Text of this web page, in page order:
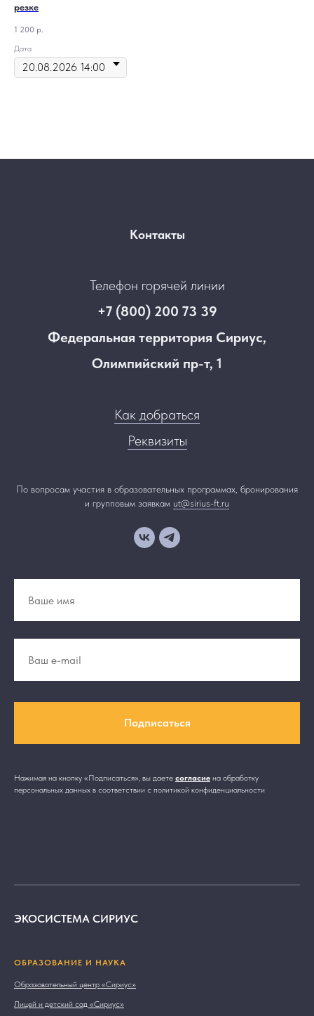
резке
1 200 р.
Дата
Контакты
Телефон горячей линии
+7 (800) 200 73 39
Федеральная территория Сириус,
Олимпийский пр-т, 1
Как добраться
Реквизиты
По вопросам участия в образовательных программах, бронирования
и групповым заявкам ut@sirius-ft.ru
Подписаться
Нажимая на кнопку «Подписаться», вы даете согласие на обработку
персональных данных в соответствии с политикой конфиденциальности
ЭКОСИСТЕМА СИРИУС
ОБРАЗОВАНИЕ И НАУКА
Образовательный центр «Сириус»
Лицей и детский сад «Сириус»